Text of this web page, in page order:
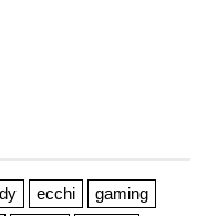
ecchi
gaming